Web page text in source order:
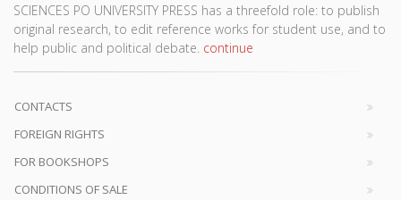
SCIENCES PO UNIVERSITY PRESS has a threefold role: to publish
original research, to edit reference works for student use, and to
help public and political debate. continue
CONTACTS
FOREIGN RIGHTS
FOR BOOKSHOPS
CONDITIONS OF SALE